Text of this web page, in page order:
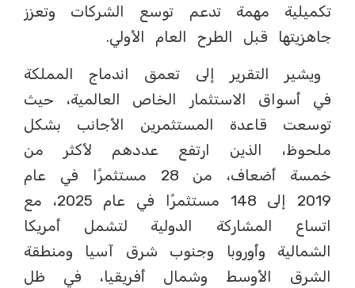
تكميلية مهمة تدعم توسع الشركات وتعزز
جاهزيتها قبل الطرح العام الأولي.
ويشير التقرير إلى تعمق اندماج المملكة
في أسواق الاستثمار الخاص العالمية، حيث
توسعت قاعدة المستثمرين الأجانب بشكل
ملحوظ، الذين ارتفع عددهم لأكثر من
خمسة أضعاف، من 28 مستثمرًا في عام
2019 إلى 148 مستثمرًا في عام 2025، مع
اتساع المشاركة الدولية لتشمل أمريكا
الشمالية وأوروبا وجنوب شرق آسيا ومنطقة
الشرق الأوسط وشمال أفريقيا، في ظل